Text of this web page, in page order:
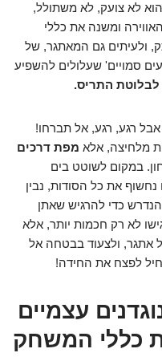
לא צועק, לא משתולל,
ומשנה את כללי
ולעיתים גם המאתגר, של
סמויים' שעלולים להשפיע
לבלוטת התריס.
אבל רגע, רגע, אל תברחו!
מלחיצה, אלא מפת דרכים
במקום לשוטט בים
את כל הסודות, נבין
כדי להרגיש שאתן
לא רק חכמות יותר, אלא
אתגר, ולצעוד בבטחה אל
לפצח את החידה!
עצמיים
כללי המשחק